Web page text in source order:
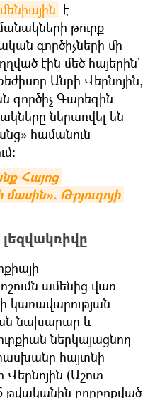
է
թուրք
գործիչների մի
էին մեծ հայերին`
Անրի Վերնոյին,
գործիչ Գարեգին
ներառվել են
համանուն
Հայոց
Թրյուդոյի
ամենից վառ
կառավարության
նախարար և
ներկայացնող
հայտնի
(Աշոտ
թվականին բորբոքված